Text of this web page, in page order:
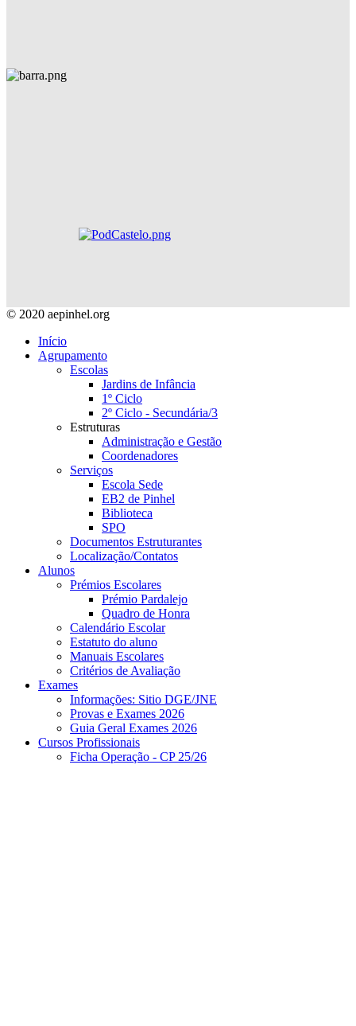
© 2020 aepinhel.org
Início
Agrupamento
Escolas
Jardins de Infância
1º Ciclo
2º Ciclo - Secundária/3
Estruturas
Administração e Gestão
Coordenadores
Serviços
Escola Sede
EB2 de Pinhel
Biblioteca
SPO
Documentos Estruturantes
Localização/Contatos
Alunos
Prémios Escolares
Prémio Pardalejo
Quadro de Honra
Calendário Escolar
Estatuto do aluno
Manuais Escolares
Critérios de Avaliação
Exames
Informações: Sitio DGE/JNE
Provas e Exames 2026
Guia Geral Exames 2026
Cursos Profissionais
Ficha Operação - CP 25/26